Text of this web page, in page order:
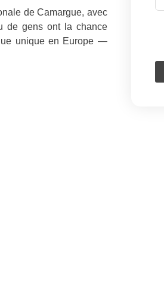
de Camargue, avec
de gens ont la chance
unique en Europe —